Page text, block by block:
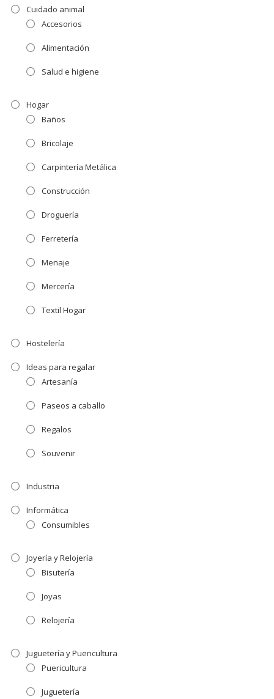
Cuidado animal
Accesorios
Alimentación
Salud e higiene
Hogar
Baños
Bricolaje
Carpintería Metálica
Construcción
Droguería
Ferretería
Menaje
Mercería
Textil Hogar
Hostelería
Ideas para regalar
Artesanía
Paseos a caballo
Regalos
Souvenir
Industria
Informática
Consumibles
Joyería y Relojería
Bisutería
Joyas
Relojería
Juguetería y Puericultura
Puericultura
Juguetería